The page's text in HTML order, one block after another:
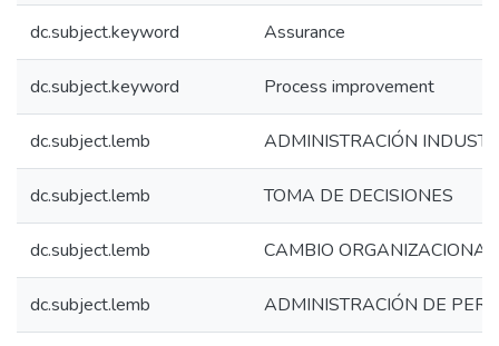
dc.subject.keyword Assurance
dc.subject.keyword Process improvement
dc.subject.lemb ADMINISTRACIÓN
dc.subject.lemb TOMA DE DECISIONES
dc.subject.lemb CAMBIO ORGANIZACIONAL
dc.subject.lemb ADMINISTRACIÓN DE